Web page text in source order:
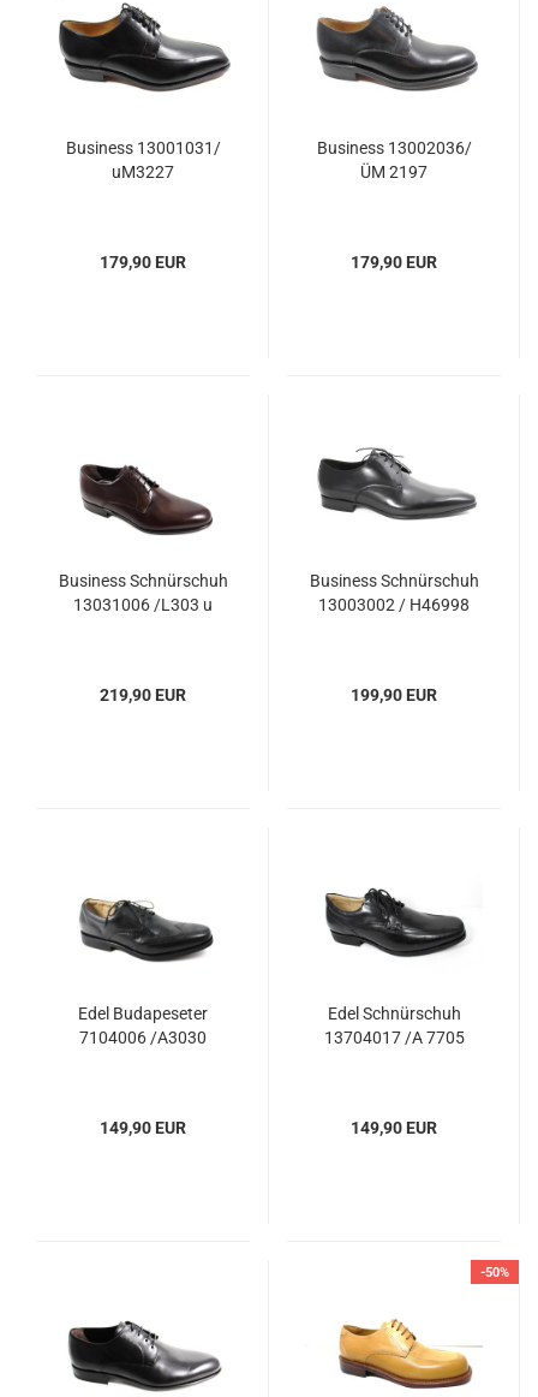
Business 13001031/
uM3227
179,90 EUR
Business 13002036/
ÜM 2197
179,90 EUR
Business Schnürschuh
13031006 /L303 u
219,90 EUR
Business Schnürschuh
13003002 / H46998
199,90 EUR
Edel Budapeseter
7104006 /A3030
149,90 EUR
Edel Schnürschuh
13704017 /A 7705
149,90 EUR
-50%